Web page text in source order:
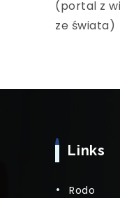
(portal z
ze świata)
Links
rodo